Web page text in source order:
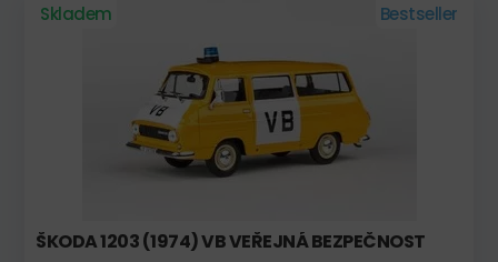
Skladem Bestseller
ŠKODA 1203 (1974) VB VEŘEJNÁ BEZPEČNOST